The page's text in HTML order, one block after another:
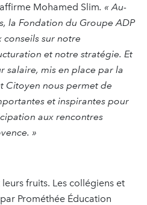
affirme Mohamed Slim. « Au-
la Fondation du Groupe ADP
sur notre
et notre stratégie. Et
salaire, mis en place par la
Citoyen nous permet de
et inspirantes pour
aux rencontres
»
fruits. Les collégiens et
Prométhée Éducation